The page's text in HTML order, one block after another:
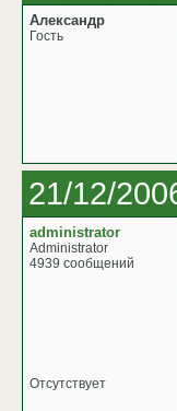
Александр
Гость
21/12/
administrator
Administrator
4939 сообщений
Отсутствует